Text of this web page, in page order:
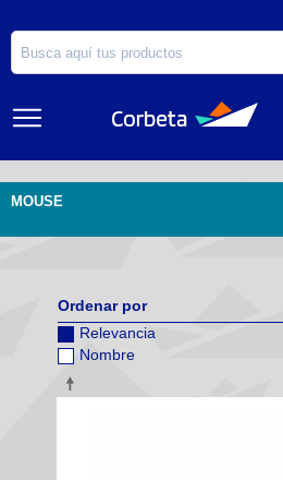
MOUSE
Ordenar por
Relevancia
Nombre